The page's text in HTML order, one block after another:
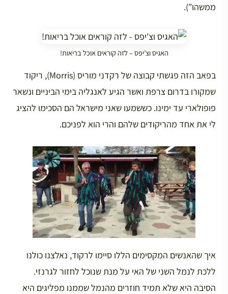
ממשהו”).
האגיס וצ’יפס – לזה קוראים אוכל בריאות!
בפאב הזה פגשתי קבוצה של רקדני מוריס (Morris), ריקוד
שמקורו בדרום צרפת ואשר הגיע לאנגליה בימי הביניים ונשאר
פופולארי עד ימינו. כששמעו שאני מישראל הם הסכימו להציג
לי את אחד מהריקודים שלהם והרי הוא לפניכם.
איך שהאנשים המקסימים הללו סיימו לרקוד, נאלצנו כולנו
ללכת לנמל השני של האי על מנת שנוכל לחזור לגרנזי.
הסיבה היא שלא תמיד חוזרים מהנמל שממנו מפליגים היא